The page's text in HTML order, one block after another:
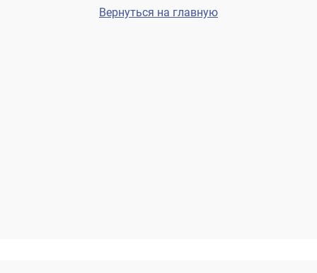
Вернуться на главную